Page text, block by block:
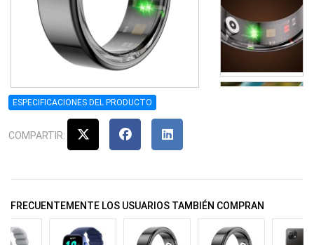
ESPECIFICACIONES DEL PRODUCTO
COMPARTIR:
FRECUENTEMENTE LOS USUARIOS TAMBIÉN COMPRAN